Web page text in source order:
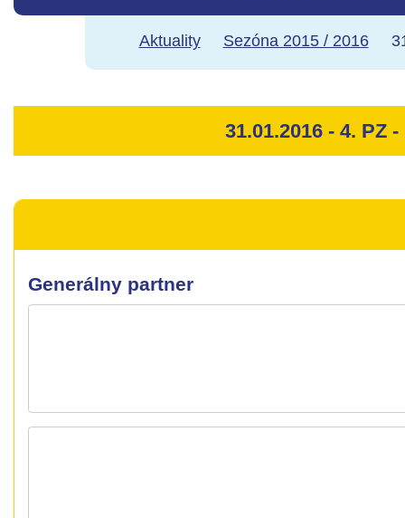
Aktuality Sezóna 2015 / 2016
Generálny partner
31.01.2016 - 4. PZ